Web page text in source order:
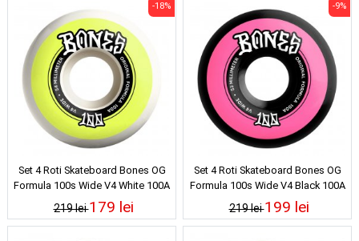
Set 4 Roti Skateboard Bones OG
Formula 100s Wide V4 White 100A
54mm
219 lei
-18%
179 lei
Set 4 Roti Skateboard Bones OG
Formula 100s Wide V4 Black 100A
53mm
219 lei
-9%
199 lei